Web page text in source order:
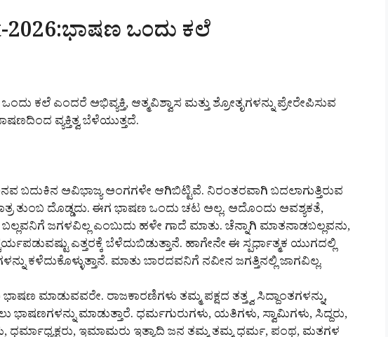
2026:ಭಾಷಣ ಒಂದು ಕಲೆ
ಕಲೆ ಎಂದರೆ ಅಭಿವ್ಯಕ್ತಿ, ಆತ್ಮವಿಶ್ವಾಸ ಮತ್ತು ಶ್ರೋತೃಗಳನ್ನು ಪ್ರೇರೇಪಿಸುವ
ವ್ಯಕ್ತಿತ್ವ ಬೆಳೆಯುತ್ತದೆ.
ಬದುಕಿನ ಅವಿಭಾಜ್ಯ ಅಂಗಗಳೇ ಆಗಿಬಿಟ್ಟಿವೆ. ನಿರಂತರವಾಗಿ ಬದಲಾಗುತ್ತಿರುವ
ತುಂಬ ದೊಡ್ಡದು. ಈಗ ಭಾಷಣ ಒಂದು ಚಟ ಅಲ್ಲ. ಅದೊಂದು ಅವಶ್ಯಕತೆ,
ಜಗಳವಿಲ್ಲ ಎಂಬುದು ಹಳೇ ಗಾದೆ ಮಾತು. ಚೆನ್ನಾಗಿ ಮಾತನಾಡಬಲ್ಲವನು,
ಎತ್ತರಕ್ಕೆ ಬೆಳೆದುಬಿಡುತ್ತಾನೆ. ಹಾಗೇನೇ ಈ ಸ್ಪರ್ಧಾತ್ಮಕ ಯುಗದಲ್ಲಿ
ಕಳೆದುಕೊಳ್ಳುತ್ತಾನೆ. ಮಾತು ಬಾರದವನಿಗೆ ನವೀನ ಜಗತ್ತಿನಲ್ಲಿ ಜಾಗವಿಲ್ಲ.
ಮಾಡುವವರೇ. ರಾಜಕಾರಣಿಗಳು ತಮ್ಮ ಪಕ್ಷದ ತತ್ತ್ವ ಸಿದ್ದಾಂತಗಳನ್ನು,
ಭಾಷಣಗಳನ್ನು ಮಾಡುತ್ತಾರೆ. ಧರ್ಮಗುರುಗಳು, ಯತಿಗಳು, ಸ್ವಾಮಿಗಳು, ಸಿದ್ದರು,